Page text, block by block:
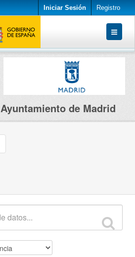
Iniciar Sesión Registro
Ayuntamiento de Madrid